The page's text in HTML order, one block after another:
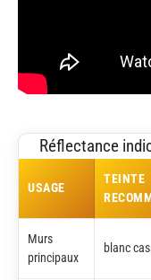
Réflectance
USAGE
TEINTE
Murs
principaux
blanc